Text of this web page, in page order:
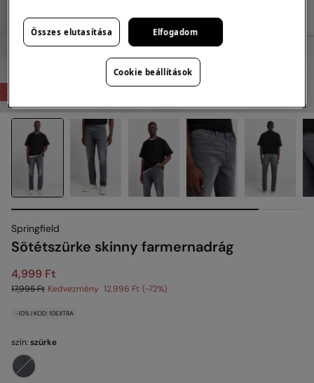
-72%
Springfield
Sötétszürke skinny farmernadrág
4,999 Ft
17,995 Ft Kedvezmény 12,996 Ft 72
-10% | KOD: 10EXTRA
szín:szürke
Összes elutasítása Elfogadom
Cookie beállítások